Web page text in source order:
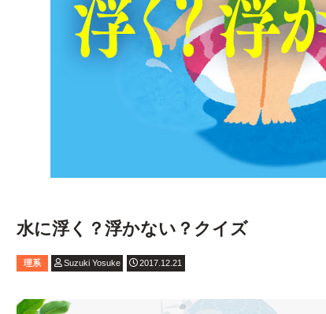
水に浮く？浮かない？クイズ
理系 Suzuki Yosuke 2017.12.21